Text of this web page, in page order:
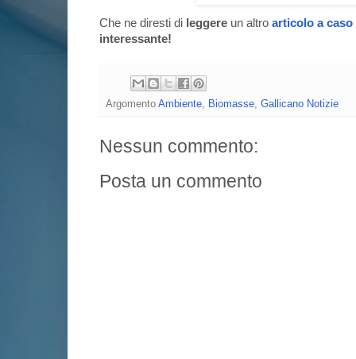
Che ne diresti di leggere un altro articolo a caso
interessante!
Argomento Ambiente Biomasse Gallicano Notizie
Nessun commento:
Posta un commento